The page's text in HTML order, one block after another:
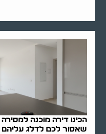
שאסור לכם לדלג עליהם